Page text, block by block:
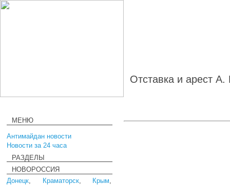
Отставка и арест
МЕНЮ
Антимайдан новости
Новости за 24 часа
РАЗДЕЛЫ
НОВОРОССИЯ
Донецк
Краматорск, Крым